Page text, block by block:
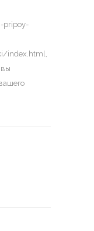
pripoy-
index.html